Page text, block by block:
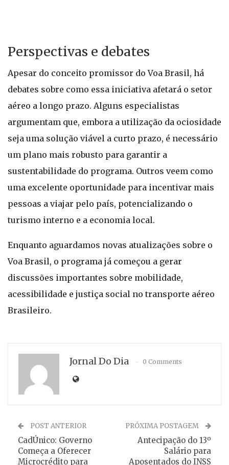
Perspectivas e debates
Apesar do conceito promissor do Voa Brasil, há
debates sobre como essa iniciativa afetará o setor
aéreo a longo prazo. Alguns especialistas
argumentam que, embora a utilização da ociosidade
seja uma solução viável a curto prazo, é necessário
um plano mais robusto para garantir a
sustentabilidade do programa. Outros veem como
uma excelente oportunidade para incentivar mais
pessoas a viajar pelo país, potencializando o
turismo interno e a economia local.
Enquanto aguardamos novas atualizações sobre o
Voa Brasil, o programa já começou a gerar
discussões importantes sobre mobilidade,
acessibilidade e justiça social no transporte aéreo
Brasileiro.
Jornal Do Dia 0 Comments
POST ANTERIOR
CadÚnico: Governo
Começa a Oferecer
Microcrédito para
PRÓXIMA POSTAGEM
Antecipação do 13º
Salário para
Aposentados do INSS